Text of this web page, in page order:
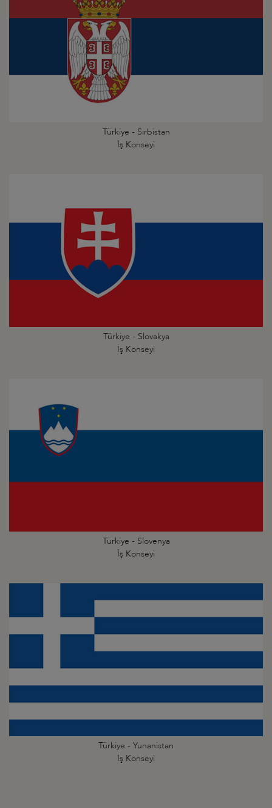
Türkiye - Sırbistan
İş Konseyi
Türkiye - Slovakya
İş Konseyi
Türkiye - Slovenya
İş Konseyi
Türkiye - Yunanistan
İş Konseyi